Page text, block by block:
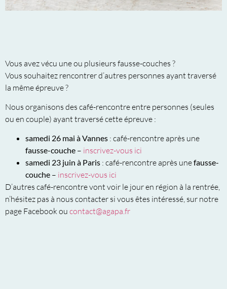
Vous avez vécu une ou plusieurs fausse-couches ?
Vous souhaitez rencontrer d’autres personnes ayant traversé
la même épreuve ?
Nous organisons des café-rencontre entre personnes (seules
ou en couple) ayant traversé cette épreuve :
samedi 26 mai à Vannes : café-rencontre après une
fausse-couche – inscrivez-vous ici
samedi 23 juin à Paris : café-rencontre après unefausse-
couche – inscrivez-vous ici
D’autres café-rencontre vont voir le jour en région à la rentrée,
n’hésitez pas à nous contacter si vous êtes intéressé, sur notre
page Facebook ou contact@agapa.fr